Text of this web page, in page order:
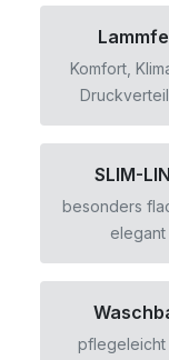
Komfort,
SLIM-
besonders
elegant
pflegeleicht